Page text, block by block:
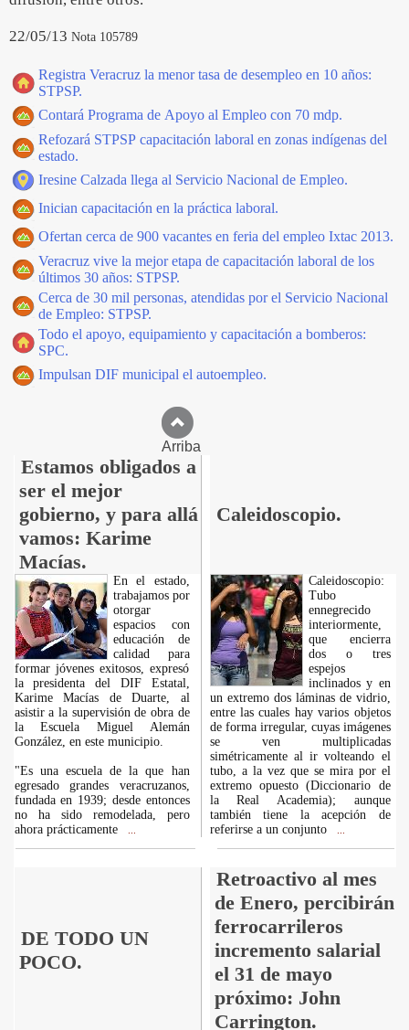
22/05/13 Nota 105789
Registra Veracruz la menor tasa de desempleo en 10 años:
STPSP.
Contará Programa de Apoyo al Empleo con 70 mdp.
Refozará STPSP capacitación laboral en zonas indígenas del
estado.
Iresine Calzada llega al Servicio Nacional de Empleo.
Inician capacitación en la práctica laboral.
Ofertan cerca de 900 vacantes en feria del empleo Ixtac 2013.
Veracruz vive la mejor etapa de capacitación laboral de los
últimos 30 años: STPSP.
Cerca de 30 mil personas, atendidas por el Servicio Nacional
de Empleo: STPSP.
Todo el apoyo, equipamiento y capacitación a bomberos:
SPC.
Impulsan DIF municipal el autoempleo.
Arriba
Estamos obligados a
ser el mejor
gobierno, y para allá
vamos: Karime
Macías.
Caleidoscopio.
En el estado,
trabajamos por
otorgar
espacios con
educación de
calidad para
formar jóvenes exitosos, expresó
la presidenta del DIF Estatal,
Karime Macías de Duarte, al
asistir a la supervisión de obra de
la Escuela Miguel Alemán
González, en este municipio.
"Es una escuela de la que han
egresado grandes veracruzanos,
fundada en 1939; desde entonces
no ha sido remodelada, pero
ahora prácticamente
Caleidoscopio:
Tubo
ennegrecido
interiormente,
que encierra
dos o tres
espejos
inclinados y en
un extremo dos láminas de vidrio,
entre las cuales hay varios objetos
de forma irregular, cuyas imágenes
se ven multiplicadas
simétricamente al ir volteando el
tubo, a la vez que se mira por el
extremo opuesto (Diccionario de
la Real Academia); aunque
también tiene la acepción de
referirse a un conjunto
DE TODO UN
POCO.
Retroactivo al mes
de Enero, percibirán
ferrocarrileros
incremento salarial
el 31 de mayo
próximo: John
Carrington.